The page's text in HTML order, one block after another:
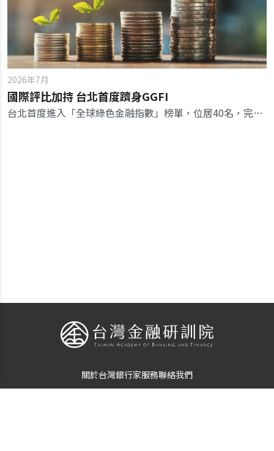
2026年7月
國際評比加持 台北首度躋身GGFI
台北首度進入「全球綠色金融指數」榜單，位居40名，完善的治理品質驚豔全球，未來可持續擴大商品規模、接軌國際。
關於台灣銀行家服務聯絡我們